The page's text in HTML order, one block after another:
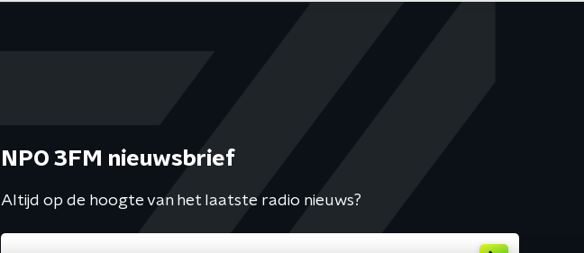
NPO 3FM nieuwsbrief
Altijd op de hoogte van het laatste radio nieuws?